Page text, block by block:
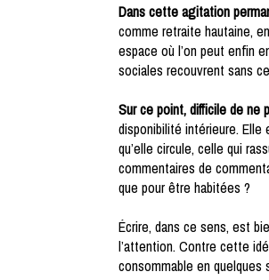
Dans cette agitation
comme retraite hautaine,
espace où l’on peut enfin
sociales recouvrent sans
Sur ce point, difficile de ne
disponibilité intérieure.
qu’elle circule, celle qui
commentaires de
que pour être habitées ?
Écrire, dans ce sens, est
l’attention. Contre cette
consommable en quelques